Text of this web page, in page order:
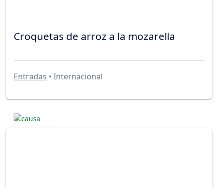
Croquetas de arroz a la mozarella
Entradas • Internacional